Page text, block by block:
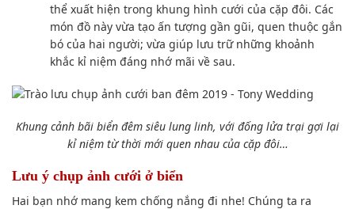
thể xuất hiện trong khung hình cưới củacặp đôi. Các
món đồ này vừatạo ấn tượng gần gũi,quen thuộc gắn
bó của hai người; vừa giúp lưu trữ những khoảnh
khắc kỉ niệm đáng nhớ mãi về sau.
Khung cảnh bãi biển đêm siêu lung linh, với đống lửa trại gợi lại
kỉ niệm từ thời mới quen nhau của cặp đôi…
Lưu ý chụp ảnh cưới ở biển
Hai bạn nhớ mang kem chống nắng đi nhe! Chúng ta ra